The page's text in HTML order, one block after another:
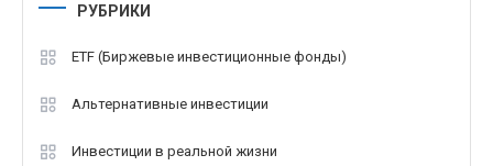
РУБРИКИ
ETF (Биржевые инвестиционные фонды)
Альтернативные инвестиции
Инвестиции в реальной жизни